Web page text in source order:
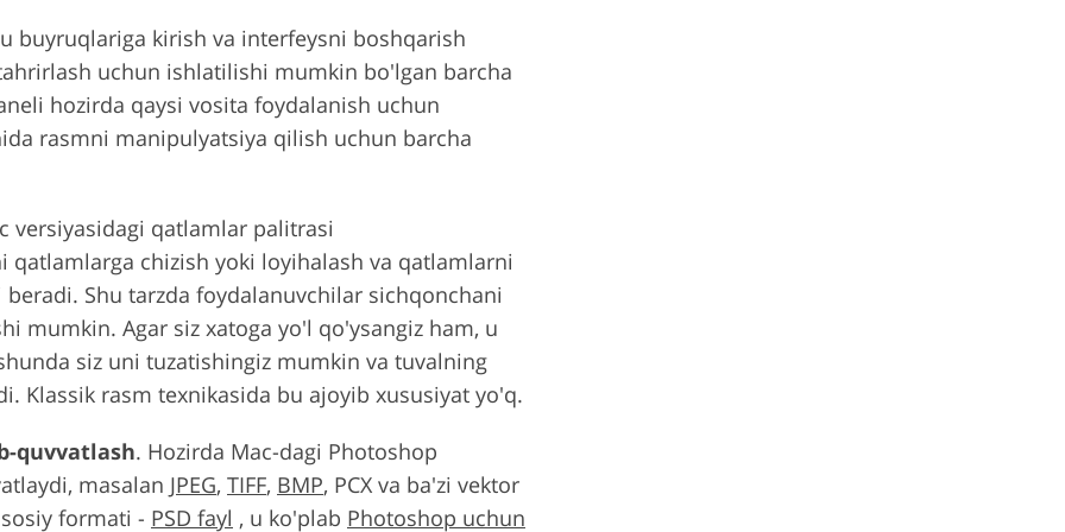
buyruqlariga kirish va interfeysni boshqarish
uchun ishlatilishi mumkin bo'lgan barcha
hozirda qaysi vosita foydalanish uchun
rasmni manipulyatsiya qilish uchun barcha
versiyasidagi qatlamlar palitrasi
chizish yoki loyihalash va qatlamlarni
Shu tarzda foydalanuvchilar sichqonchani
mumkin. Agar siz xatoga yo'l qo'ysangiz ham, u
siz uni tuzatishingiz mumkin va tuvalning
Klassik rasm texnikasida bu ajoyib xususiyat yo'q.
quvvatlash. Hozirda Mac-dagi Photoshop
masalan JPEG, TIFF, BMP, PCX va ba'zi vektor
formati - PSD fayl , u ko'plab Photoshop uchun